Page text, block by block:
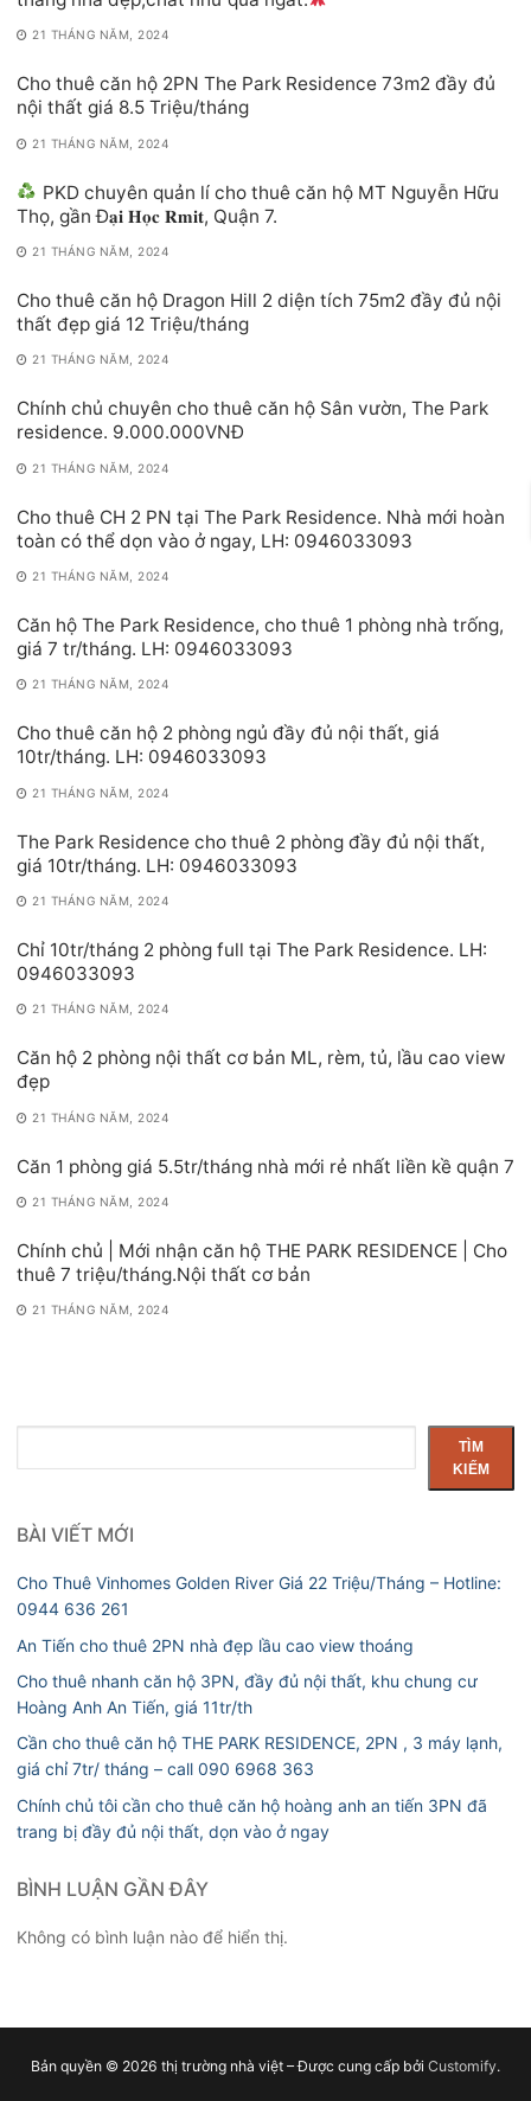
21 THÁNG NĂM, 2024
Cho thuê căn hộ 2PN The Park Residence 73m2 đầy đủ
nội thất giá 8.5 Triệu/tháng
21 THÁNG NĂM, 2024
PKD chuyên quản lí cho thuê căn hộ MT Nguyễn Hữu
Thọ, gần Đ𝐚̣𝐢 𝐇𝐨̣𝐜 𝐑𝐦𝐢𝐭, Quận 7.
21 THÁNG NĂM, 2024
Cho thuê căn hộ Dragon Hill 2 diện tích 75m2 đầy đủ nội
thất đẹp giá 12 Triệu/tháng
21 THÁNG NĂM, 2024
Chính chủ chuyên cho thuê căn hộ Sân vườn, The Park
residence. 9.000.000VNĐ
21 THÁNG NĂM, 2024
Cho thuê CH 2 PN tại The Park Residence. Nhà mới hoàn
toàn có thể dọn vào ở ngay, LH: 0946033093
21 THÁNG NĂM, 2024
Căn hộ The Park Residence, cho thuê 1 phòng nhà trống,
giá 7 tr/tháng. LH: 0946033093
21 THÁNG NĂM, 2024
Cho thuê căn hộ 2 phòng ngủ đầy đủ nội thất, giá
10tr/tháng. LH: 0946033093
21 THÁNG NĂM, 2024
The Park Residence cho thuê 2 phòng đầy đủ nội thất,
giá 10tr/tháng. LH: 0946033093
21 THÁNG NĂM, 2024
Chỉ 10tr/tháng 2 phòng full tại The Park Residence. LH:
0946033093
21 THÁNG NĂM, 2024
Căn hộ 2 phòng nội thất cơ bản ML, rèm, tủ, lầu cao view
đẹp
21 THÁNG NĂM, 2024
Căn 1 phòng giá 5.5tr/tháng nhà mới rẻ nhất liền kề quận 7
21 THÁNG NĂM, 2024
Chính chủ | Mới nhận căn hộ THE PARK RESIDENCE | Cho
thuê 7 triệu/tháng.Nội thất cơ bản
21 THÁNG NĂM, 2024
kiếm
TÌM
KIẾM
BÀI VIẾT MỚI
Cho Thuê Vinhomes Golden River Giá 22 Triệu/Tháng – Hotline:
0944 636 261
An Tiến cho thuê 2PN nhà đẹp lầu cao view thoáng
Cho thuê nhanh căn hộ 3PN, đầy đủ nội thất, khu chung cư
Hoàng Anh An Tiến, giá 11tr/th
Cần cho thuê căn hộ THE PARK RESIDENCE, 2PN , 3 máy lạnh,
giá chỉ 7tr/ tháng – call 090 6968 363
Chính chủ tôi cần cho thuê căn hộ hoàng anh an tiến 3PN đã
trang bị đầy đủ nội thất, dọn vào ở ngay
BÌNH LUẬN GẦN ĐÂY
Không có bình luận nào để hiển thị.
Bản quyền © 2026 thị trường nhà việt – Được cung cấp bởi Customify.